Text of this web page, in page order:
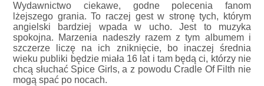
Wydawnictwo ciekawe, godne polecenia fanom
lżejszego grania. To raczej gest w stronę tych, którym
angielski bardziej wpada w ucho. Jest to muzyka
spokojna. Marzenia nadeszły razem z tym albumem i
szczerze liczę na ich zniknięcie, bo inaczej średnia
wieku publiki będzie miała 16 lat i tam będą ci, którzy nie
chcą słuchać Spice Girls, a z powodu Cradle Of Filth nie
mogą spać po nocach.